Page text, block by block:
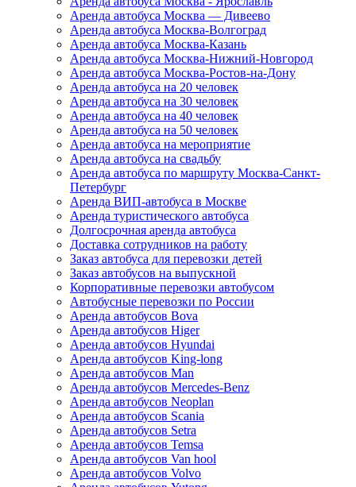
Аренда автобуса Москва — Дивеево
Аренда автобуса Москва-Волгоград
Аренда автобуса Москва-Казань
Аренда автобуса Москва-Нижний-Новгород
Аренда автобуса Москва-Ростов-на-Дону
Аренда автобуса на 20 человек
Аренда автобуса на 30 человек
Аренда автобуса на 40 человек
Аренда автобуса на 50 человек
Аренда автобуса на мероприятие
Аренда автобуса на свадьбу
Аренда автобуса по маршруту Москва-Санкт-
Петербург
Аренда ВИП-автобуса в Москве
Аренда туристического автобуса
Долгосрочная аренда автобуса
Доставка сотрудников на работу
Заказ автобуса для перевозки детей
Заказ автобусов на выпускной
Корпоративные перевозки автобусом
Автобусные перевозки по России
Аренда автобусов Bova
Аренда автобусов Higer
Аренда автобусов Hyundai
Аренда автобусов King-long
Аренда автобусов Man
Аренда автобусов Mercedes-Benz
Аренда автобусов Neoplan
Аренда автобусов Scania
Аренда автобусов Setra
Аренда автобусов Temsa
Аренда автобусов Van hool
Аренда автобусов Volvo